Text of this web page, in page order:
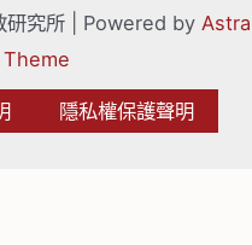
究所 | Powered by Astra
隱私權保護聲明